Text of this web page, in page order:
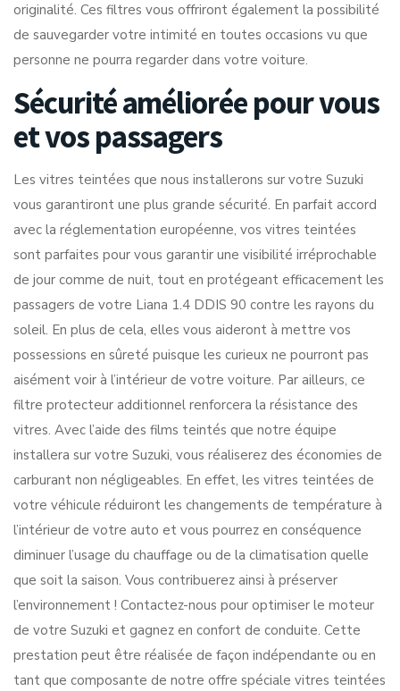
originalité. Ces filtres vous offriront également la possibilité
de sauvegarder votre intimité en toutes occasions vu que
personne ne pourra regarder dans votre voiture.
Sécurité améliorée pour vous
et vos passagers
Les vitres teintées que nous installerons sur votre Suzuki
vous garantiront une plus grande sécurité. En parfait accord
avec la réglementation européenne, vos vitres teintées
sont parfaites pour vous garantir une visibilité irréprochable
de jour comme de nuit, tout en protégeant efficacement les
passagers de votre Liana 1.4 DDIS 90 contre les rayons du
soleil. En plus de cela, elles vous aideront à mettre vos
possessions en sûreté puisque les curieux ne pourront pas
aisément voir à l’intérieur de votre voiture. Par ailleurs, ce
filtre protecteur additionnel renforcera la résistance des
vitres. Avec l’aide des films teintés que notre équipe
installera sur votre Suzuki, vous réaliserez des économies de
carburant non négligeables. En effet, les vitres teintées de
votre véhicule réduiront les changements de température à
l’intérieur de votre auto et vous pourrez en conséquence
diminuer l’usage du chauffage ou de la climatisation quelle
que soit la saison. Vous contribuerez ainsi à préserver
l’environnement ! Contactez-nous pour optimiser le moteur
de votre Suzuki et gagnez en confort de conduite. Cette
prestation peut être réalisée de façon indépendante ou en
tant que composante de notre offre spéciale vitres teintées